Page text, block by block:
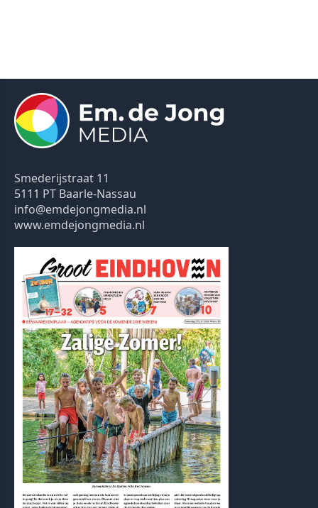
Smederijstraat 11
5111 PT Baarle-Nassau
info@emdejongmedia.nl
www.emdejongmedia.nl